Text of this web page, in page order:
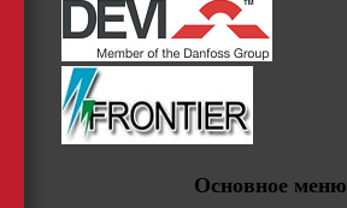
Основное меню